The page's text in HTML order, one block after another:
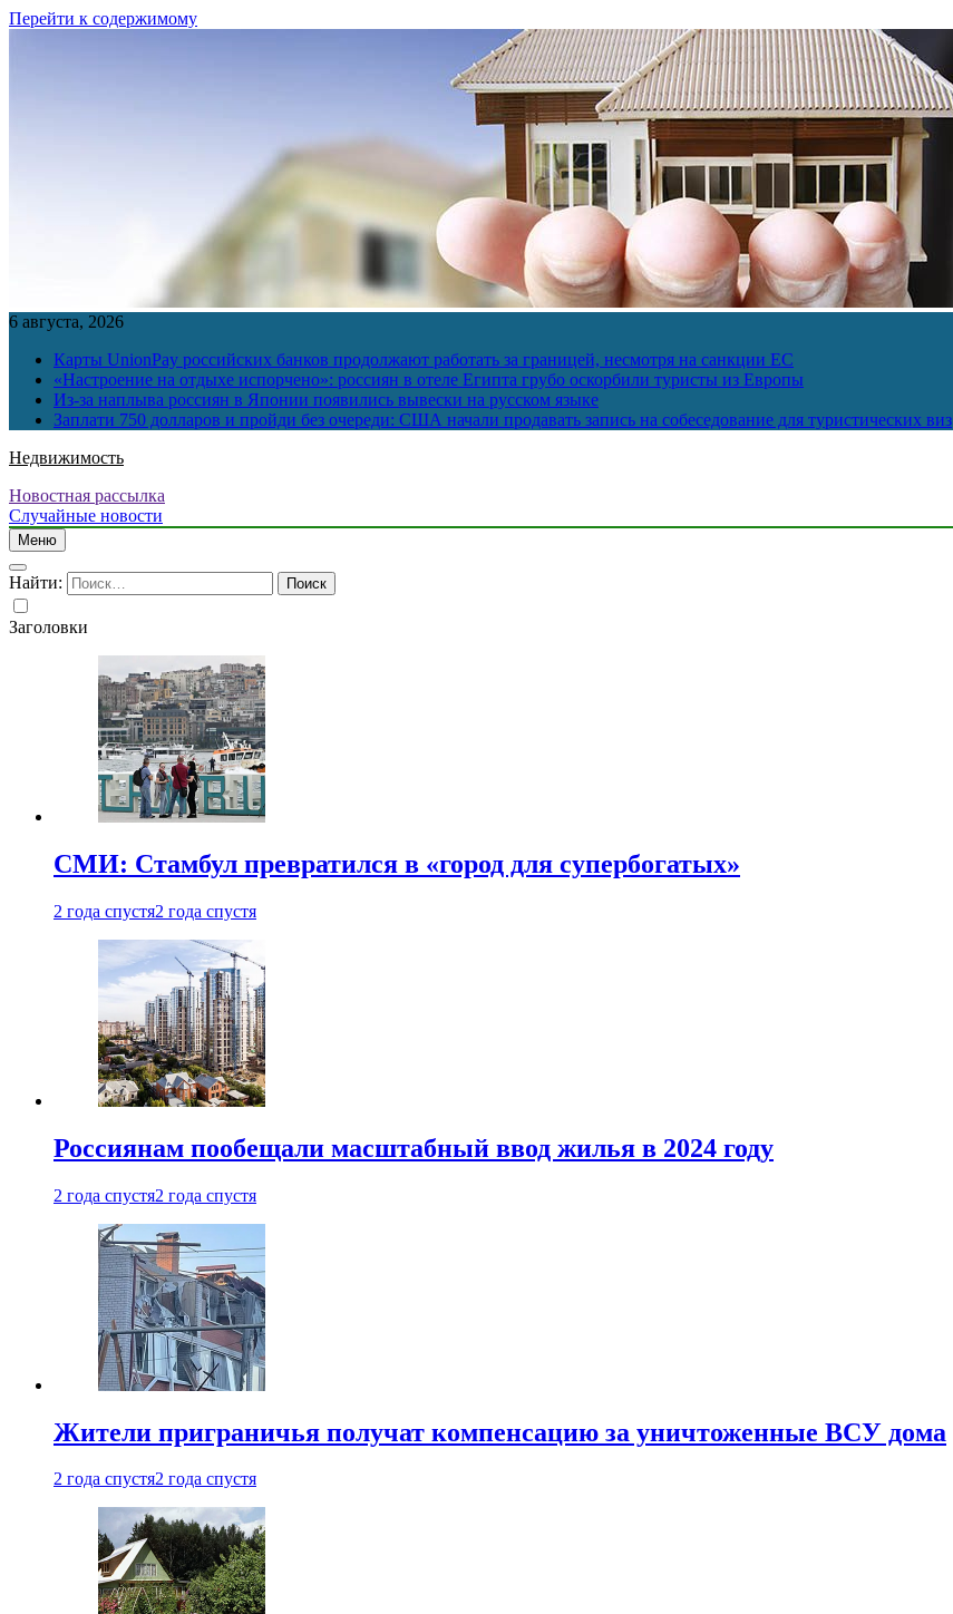
Перейти к содержимому
6 августа, 2026
Карты UnionPay российских банков продолжают работать за границей, несмотря на санкции ЕС
«Настроение на отдыхе испорчено»: россиян в отеле Египта грубо оскорбили туристы из Европы
Из-за наплыва россиян в Японии появились вывески на русском языке
Заплати 750 долларов и пройди без очереди: США начали продавать запись на собеседование для туристических виз
Недвижимость
Новостная рассылка
Случайные новости
Меню
Найти:
Заголовки
СМИ: Стамбул превратился в «город для супербогатых»
2 года спустя2 года спустя
Россиянам пообещали масштабный ввод жилья в 2024 году
2 года спустя2 года спустя
Жители приграничья получат компенсацию за уничтоженные ВСУ дома
2 года спустя2 года спустя